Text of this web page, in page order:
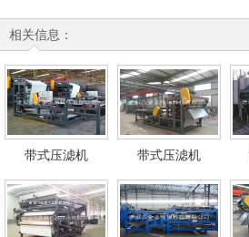
相关信息：
带式压滤机 带式压滤机